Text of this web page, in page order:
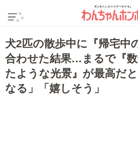
犬2匹の散歩中に『帰宅中
合わせた結果…まるで『
たような光景』が最高だ
なる」「嬉しそう」